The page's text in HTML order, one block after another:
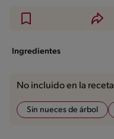
Ingredientes
No incluido en la receta
Sin nueces de árbol